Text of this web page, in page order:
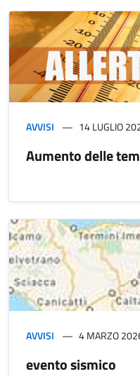
AVVISI 14 LUGLIO
Aumento delle
AVVISI 4 MARZO
evento sismico